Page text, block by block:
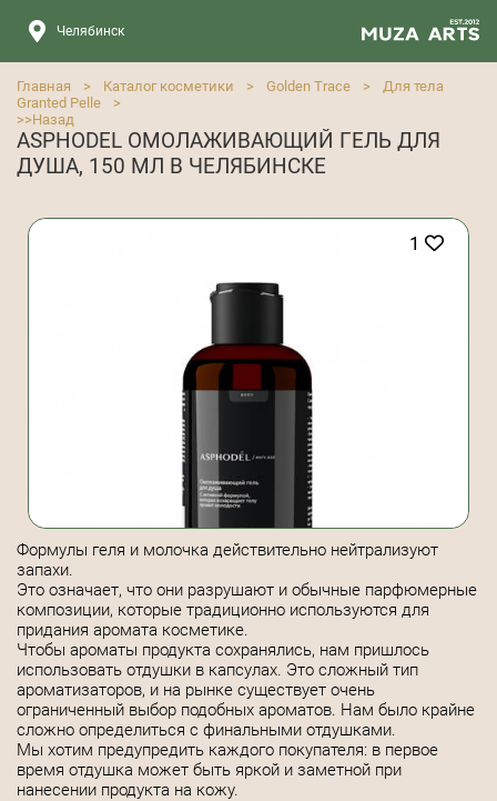
Челябинск
Главная > Каталог косметики > Golden Trace >
Для тела
Granted Pelle
>
>>Назад
ASPHODEL ОМОЛАЖИВАЮЩИЙ ГЕЛЬ ДЛЯ
ДУША, 150 МЛ В ЧЕЛЯБИНСКЕ
1
Формулы геля и молочка действительно нейтрализуют
запахи.
Это означает, что они разрушают и обычные парфюмерные
композиции, которые традиционно используются для
придания аромата косметике.
Чтобы ароматы продукта сохранялись, нам пришлось
использовать отдушки в капсулах. Это сложный тип
ароматизаторов, и на рынке существует очень
ограниченный выбор подобных ароматов. Нам было крайне
сложно определиться с финальными отдушками.
Мы хотим предупредить каждого покупателя: в первое
время отдушка может быть яркой и заметной при
нанесении продукта на кожу.